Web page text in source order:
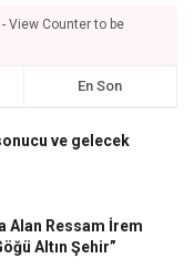
View Counter to be
En Son
ve gelecek
Alan Ressam İrem
Altın Şehir”